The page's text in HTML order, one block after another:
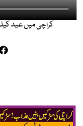
کراچی میں عید